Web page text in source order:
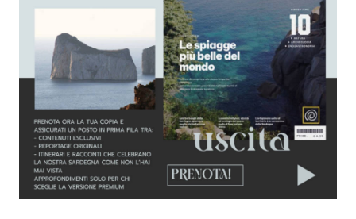
Your Name*
Your E-mail
Salva il mio nome, email e sito web in questo
browser per la prossima volta che commento.